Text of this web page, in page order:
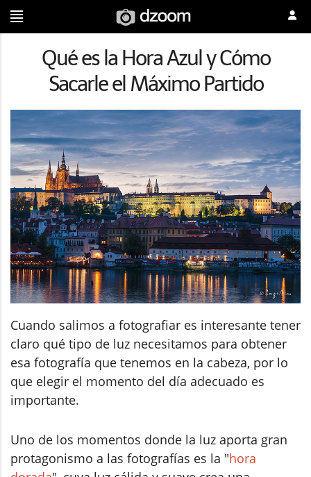
Qué es la Hora Azul y Cómo
Sacarle el Máximo Partido
Cuando salimos a fotografiar es interesante tener
claro qué tipo de luz necesitamos para obtener
esa fotografía que tenemos en la cabeza, por lo
que elegir el momento del día adecuado es
importante.
Uno de los momentos donde la luz aporta gran
protagonismo a las fotografías es la "hora